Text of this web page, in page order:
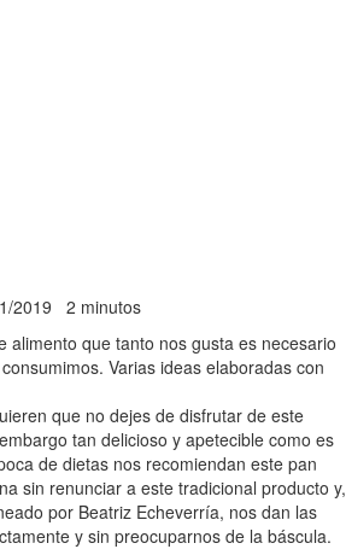
2019 2 minutos
alimento que tanto nos gusta es necesario
Varias ideas elaboradas con
que no dejes de disfrutar de este
tan delicioso y apetecible como es
de dietas nos recomiendan este pan
sin renunciar a este tradicional producto y,
por Beatriz Echeverría, nos dan las
y sin preocuparnos de la báscula.